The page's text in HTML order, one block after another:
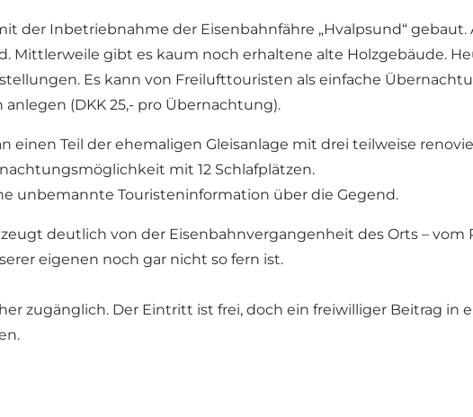
der Inbetriebnahme der Eisenbahnfähre „Hvalpsund“
Mittlerweile gibt es kaum noch erhaltene alte Holzgebäude.
Es kann von Freilufttouristen als einfache
(DKK 25,- pro Übernachtung).
einen Teil der ehemaligen Gleisanlage mit drei teilweise
mit 12 Schlafplätzen.
unbemannte Touristeninformation über die Gegend.
deutlich von der Eisenbahnvergangenheit des Orts –
eigenen noch gar nicht so fern ist.
zugänglich. Der Eintritt ist frei, doch ein freiwilliger Beitrag